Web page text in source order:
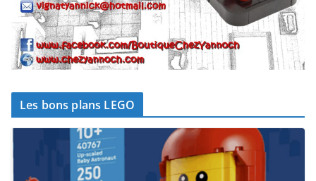
Les bons plans LEGO